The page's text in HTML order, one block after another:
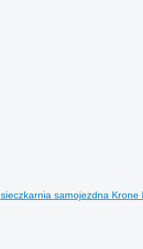
sieczkarnia samojezdna Krone